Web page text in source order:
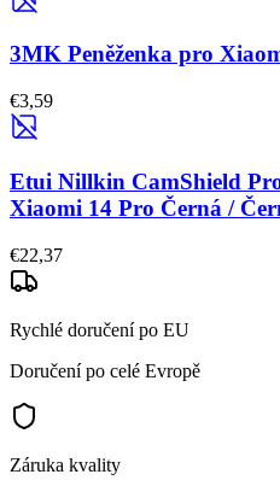
3MK Peněženka pro
€3,59
Etui Nillkin CamShield
Xiaomi 14 Pro Černá /
€22,37
Rychlé doručení po EU
Doručení po celé Evropě
Záruka kvality